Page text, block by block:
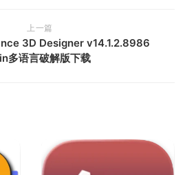
上一篇
3D Designer v14.1.2.8986
多语言破解版下载